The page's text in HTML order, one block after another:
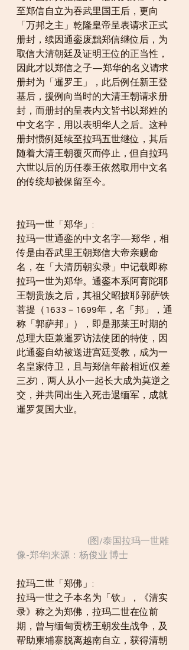
至郑信自立为吞武里国王后，更向
「万邦之主」乾隆皇帝呈表请求正式
册封，续因通銮废黜郑信继位后，为
取信大清朝廷及证明王位的正当性，
因此才以郑信之子—郑华的名义请求
册封为「暹罗王」，此后例任新王登
基后，援例向当时的大清王朝请求册
封，而册封的呈表内文皆书以郑姓的
中文名字，用以表明华人之后。这种
册封惯例延续至拉玛五世继位，其后
随着大清王朝覆灭而停止，但自拉玛
六世以后的历任泰王依然取用中文名
的传统却被保留至今。
拉玛一世「郑华」:
拉玛一世通銮的中文名字—郑华，相
传是由吞武里王朝郑信大帝亲赐命
名，在「大清历朝实录」中记载即称
拉玛一世为郑华。通銮本系阿育陀耶
王朝贵族之后，其祖父昭披耶·郭萨铁
菩提（1633－1699年，名「邦」，通
称「郭萨邦」），即是那莱王时期的
总理大臣兼暹罗访法使团的特使，因
此通銮自幼被送进宫廷受教，成为一
名皇家侍卫，且与郑信年龄相近(仅差
三岁)，两人从小一起长大成为莫逆之
交，并共同出生入死击退缅军，成就
暹罗复国大业。
像-郑华)来源：杨俊业 博士
拉玛二世「郑佛」:
拉玛一世之子本名为「钦」，《清实
录》称之为郑佛，拉玛二世在位前
期，曾与缅甸贡榜王朝发生战争，及
帮助柬埔寨脱离越南自立，获得清朝